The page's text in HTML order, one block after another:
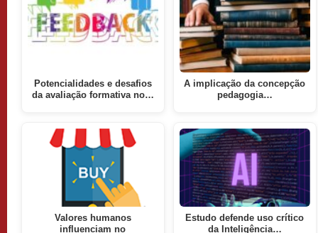
Potencialidades e desafios
da avaliação formativa no…
Valores humanos
influenciam no
A implicação da concepção
pedagogia…
Estudo defende uso crítico
da Inteligência…